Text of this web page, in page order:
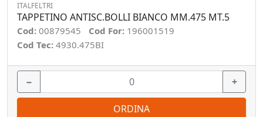
ITALFELTRI
TAPPETINO ANTISC.BOLLI BIANCO MM.475 MT.5
Cod: 00879545 Cod For: 196001519
Cod Tec: 4930.475BI
− +
ORDINA